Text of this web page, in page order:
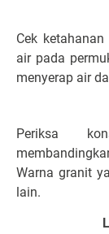
Cek
air pada
menyerap air
Periksa
Warna granit
lain.